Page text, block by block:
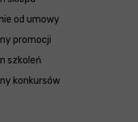
od umowy
promocji
szkoleń
konkursów